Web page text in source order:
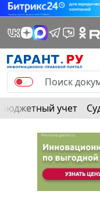
Бюджетный учет